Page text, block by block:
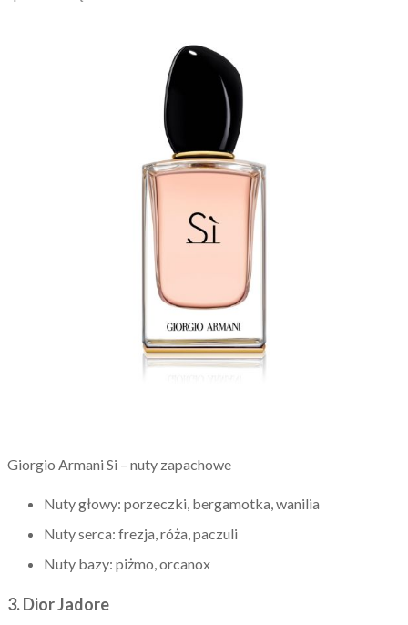
Giorgio Armani Si – nuty zapachowe
Nuty głowy: porzeczki, bergamotka, wanilia
Nuty serca: frezja, róża, paczuli
Nuty bazy: piżmo, orcanox
3. Dior Jadore